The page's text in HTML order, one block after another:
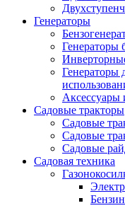
Генераторы
Генераторы
Генераторы
Аксессуары
Садовые тракторы
Садовые
Садовые
Садовые
Садовая техника